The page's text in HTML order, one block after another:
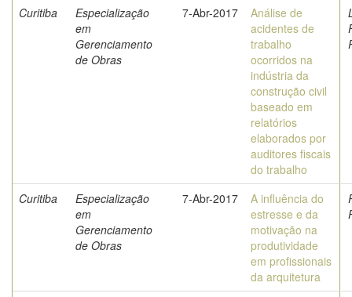
Curitiba
Especialização
em
Gerenciamento
de Obras
7-Abr-2017
Análise de
acidentes de
trabalho
ocorridos na
indústria da
construção civil
baseado em
relatórios
elaborados por
auditores fiscais
do trabalho
Curitiba
Especialização
em
Gerenciamento
de Obras
7-Abr-2017
A influência do
estresse e da
motivação na
produtividade
em profissionais
da arquitetura